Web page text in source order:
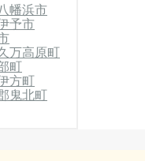
八幡浜市
予市
万高原町
町
方町
鬼北町